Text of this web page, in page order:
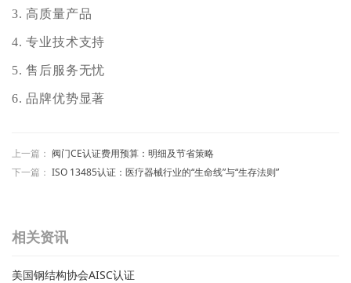
3. 高质量产品
4. 专业技术支持
5. 售后服务无忧
6. 品牌优势显著
上一篇： 阀门CE认证费用预算：明细及节省策略
下一篇： ISO 13485认证：医疗器械行业的“生命线”与“生存法则”
相关资讯
美国钢结构协会AISC认证